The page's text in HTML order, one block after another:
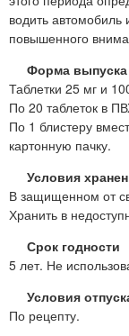
водить
повышенного
Форма выпуска
Таблетки 25 мг и
По 20 таблеток в
По 1 блистеру
картонную пачку.
Условия
В защищенном от
Хранить в
Срок годности
5 лет. Не
Условия
По рецепту.